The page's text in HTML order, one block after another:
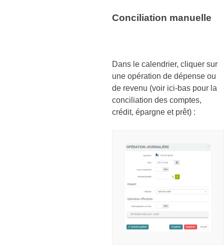
Conciliation manuelle
Dans le calendrier, cliquer sur
une opération de dépense ou
de revenu (voir ici-bas pour la
conciliation des comptes,
crédit, épargne et prêt) :